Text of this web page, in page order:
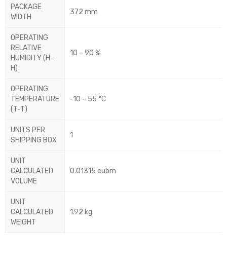
PACKAGE
WIDTH
372 mm
OPERATING
RELATIVE
HUMIDITY (H-
H)
10 – 90 %
OPERATING
TEMPERATURE
(T-T)
-10 – 55 °C
UNITS PER
SHIPPING BOX
1
UNIT
CALCULATED
VOLUME
0.01315 cubm
UNIT
CALCULATED
WEIGHT
1.92 kg